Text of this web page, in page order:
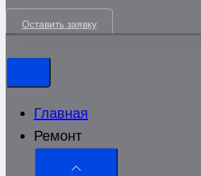
Оставить заявку
Главная
Ремонт